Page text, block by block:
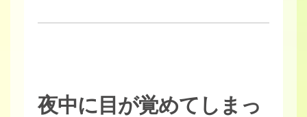
夜中に目が覚めてしまっ